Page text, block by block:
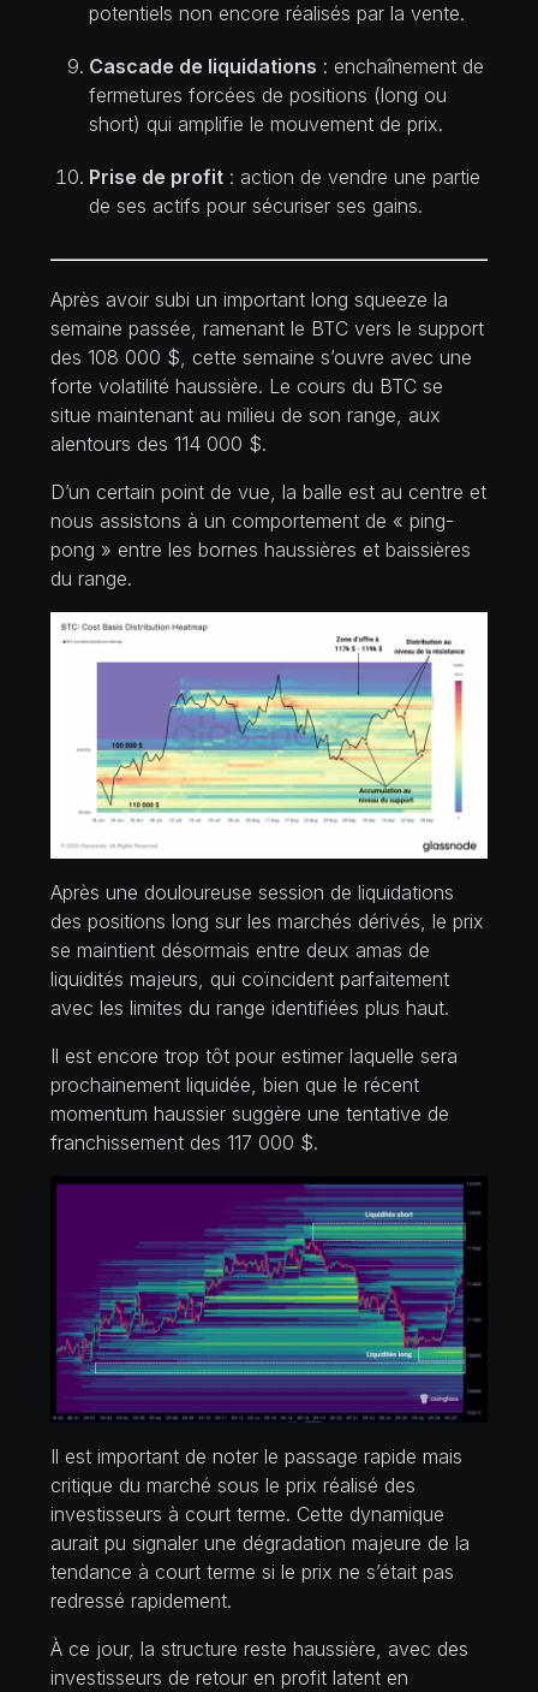
potentiels non encore réalisés par la vente.
Cascade de liquidations : enchaînement de
fermetures forcées de positions (long ou
short) qui amplifie le mouvement de prix.
Prise de profit : action de vendre une partie
de ses actifs pour sécuriser ses gains.
Après avoir subi un important long squeeze la
semaine passée, ramenant le BTC vers le support
des 108 000 $, cette semaine s’ouvre avec une
forte volatilité haussière. Le cours du BTC se
situe maintenant au milieu de son range, aux
alentours des 114 000 $.
D’un certain point de vue, la balle est au centre et
nous assistons à un comportement de « ping-
pong » entre les bornes haussières et baissières
du range.
Après une douloureuse session de liquidations
des positions long sur les marchés dérivés, le prix
se maintient désormais entre deux amas de
liquidités majeurs, qui coïncident parfaitement
avec les limites du range identifiées plus haut.
Il est encore trop tôt pour estimer laquelle sera
prochainement liquidée, bien que le récent
momentum haussier suggère une tentative de
franchissement des 117 000 $.
Il est important de noter le passage rapide mais
critique du marché sous le prix réalisé des
investisseurs à court terme. Cette dynamique
aurait pu signaler une dégradation majeure de la
tendance à court terme si le prix ne s’était pas
redressé rapidement.
À ce jour, la structure reste haussière, avec des
investisseurs de retour en profit latent en